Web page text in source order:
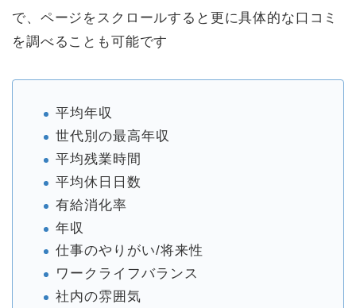
で、ページをスクロールすると更に具体的な口コミ
を調べることも可能です
平均年収
世代別の最高年収
平均残業時間
平均休日日数
有給消化率
年収
仕事のやりがい/将来性
ワークライフバランス
社内の雰囲気